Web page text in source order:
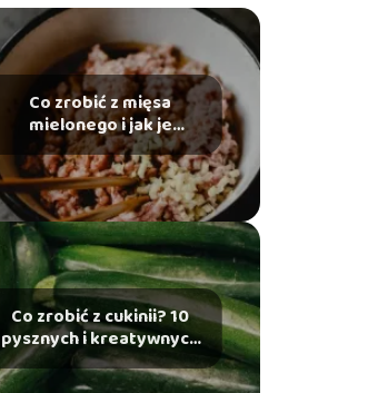
Co zrobić z mięsa
mielonego i jak je
przygotować?
Co zrobić z cukinii? 10
pysznych i kreatywnych
przepisów